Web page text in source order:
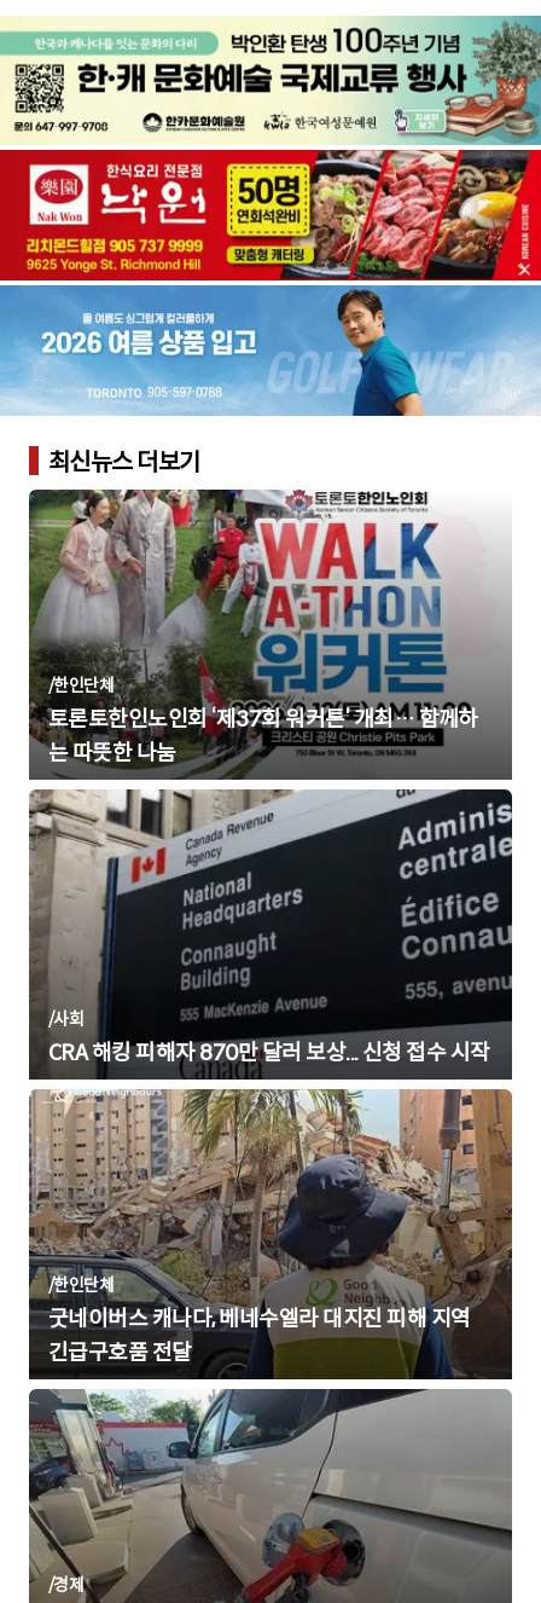
최신뉴스 더보기
/한인단체
토론토한인노인회 ‘제37회 워커톤’ 개최… 함께하
는 따뜻한 나눔
/사회
CRA 해킹 피해자 870만 달러 보상... 신청 접수 시작
/한인단체
굿네이버스 캐나다, 베네수엘라 대지진 피해 지역
긴급구호품 전달
/경제